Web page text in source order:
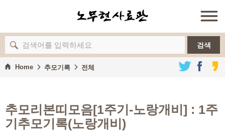
검색
Home 추모기록 전체
추모리본띠모음[1주기-노랑개비] : 1주
기추모기록(노랑개비)